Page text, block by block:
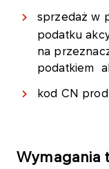
sprzedaż w
podatku
na
podatkiem
kod CN
Wymagania